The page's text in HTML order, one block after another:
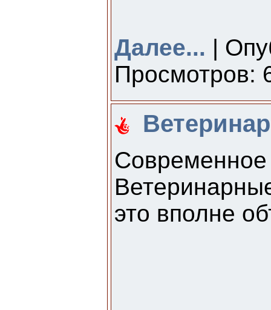
Далее... |
Просмотров:
это вполне